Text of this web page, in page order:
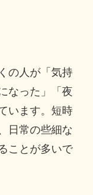
の人が「気持
なった」「夜
います。短時
日常の些細な
ことが多いで